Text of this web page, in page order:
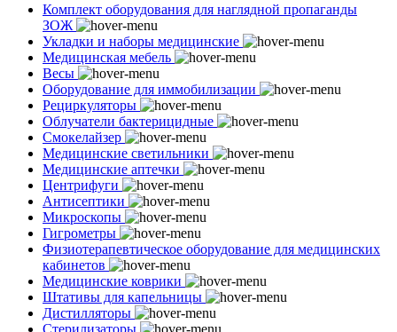
Комплект оборудования для наглядной пропаганды
ЗОЖ
Укладки и наборы медицинские
Медицинская мебель
Весы
Оборудование для иммобилизации
Рециркуляторы
Облучатели бактерицидные
Смокелайзер
Медицинские светильники
Медицинские аптечки
Центрифуги
Антисептики
Микроскопы
Гигрометры
Физиотерапевтическое оборудование для медицинских
кабинетов
Медицинские коврики
Штативы для капельницы
Дистилляторы
Стерилизаторы